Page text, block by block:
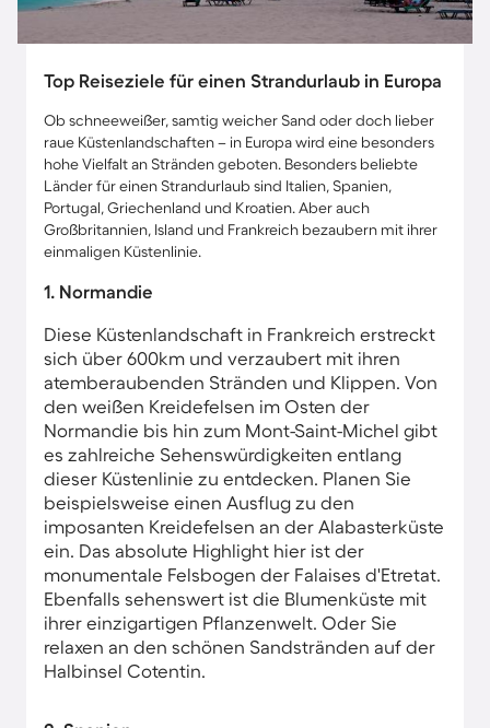
Top Reiseziele für einen Strandurlaub in Europa
Ob schneeweißer, samtig weicher Sand oder doch lieber
raue Küstenlandschaften – in Europa wird eine besonders
hohe Vielfalt an Stränden geboten. Besonders beliebte
Länder für einen Strandurlaub sind Italien, Spanien,
Portugal, Griechenland und Kroatien. Aber auch
Großbritannien, Island und Frankreich bezaubern mit ihrer
einmaligen Küstenlinie.
1. Normandie
Diese Küstenlandschaft in Frankreich erstreckt
sich über 600km und verzaubert mit ihren
atemberaubenden Stränden und Klippen. Von
den weißen Kreidefelsen im Osten der
Normandie bis hin zum Mont-Saint-Michel gibt
es zahlreiche Sehenswürdigkeiten entlang
dieser Küstenlinie zu entdecken. Planen Sie
beispielsweise einen Ausflug zu den
imposanten Kreidefelsen an der Alabasterküste
ein. Das absolute Highlight hier ist der
monumentale Felsbogen der Falaises d'Etretat.
Ebenfalls sehenswert ist die Blumenküste mit
ihrer einzigartigen Pflanzenwelt. Oder Sie
relaxen an den schönen Sandstränden auf der
Halbinsel Cotentin.